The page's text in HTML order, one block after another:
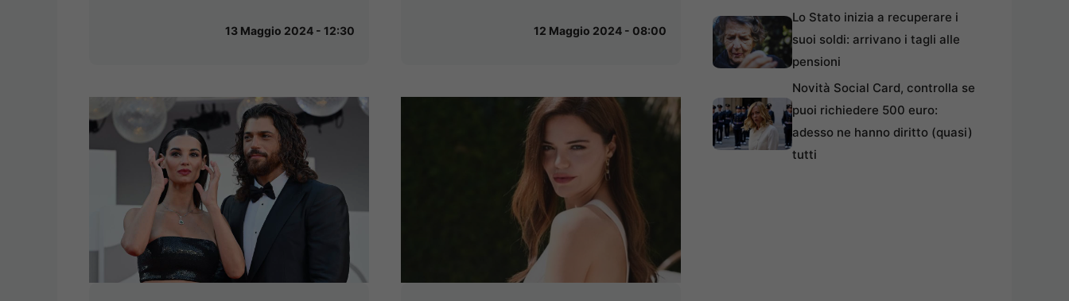
13 Maggio 2024 - 12:30 12 Maggio 2024 - 08:00
Lo Stato inizia a recuperare i
suoi soldi: arrivano i tagli alle
pensioni
Novità Social Card, controlla se
puoi richiedere 500 euro:
adesso ne hanno diritto (quasi)
tutti